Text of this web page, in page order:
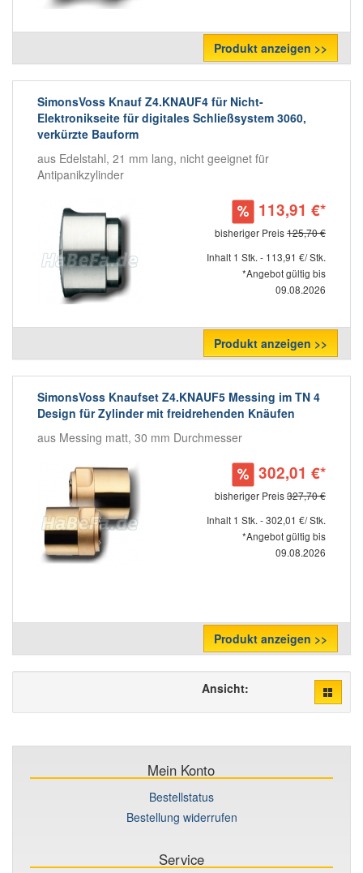
Produkt anzeigen >>
SimonsVoss Knauf Z4.KNAUF4 für Nicht-
Elektronikseite für digitales Schließsystem 3060,
verkürzte Bauform
aus Edelstahl, 21 mm lang, nicht geeignet für
Antipanikzylinder
113,91 €*
bisheriger Preis125,70 €
Inhalt 1 Stk. - 113,91 €/ Stk.
*Angebot gültig bis
09.08.2026
Produkt anzeigen >>
SimonsVoss Knaufset Z4.KNAUF5 Messing im TN 4
Design für Zylinder mit freidrehenden Knäufen
aus Messing matt, 30 mm Durchmesser
302,01 €*
bisheriger Preis327,70 €
Inhalt 1 Stk. - 302,01 €/ Stk.
*Angebot gültig bis
09.08.2026
Produkt anzeigen >>
Ansicht:
Mein Konto
Bestellstatus
Bestellung widerrufen
Service